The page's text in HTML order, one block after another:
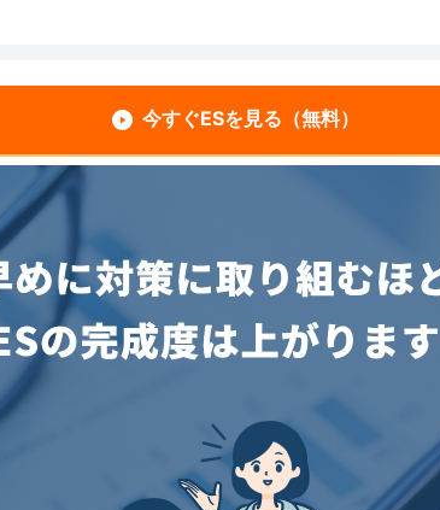
今すぐESを見る（無料）